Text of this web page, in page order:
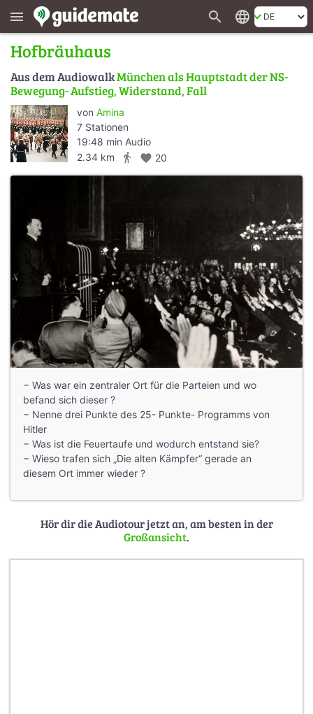
menu search language
Hofbräuhaus
Aus dem AudiowalkMünchen als Hauptstadt der NS-
Bewegung- Aufstieg, Widerstand, Fall
von Amina
7 Stationen
19:48 min Audio
2.34 km
directions_walk favorite 20
− Was war ein zentraler Ort für die Parteien und wo
befand sich dieser ?
− Nenne drei Punkte des 25- Punkte- Programms von
Hitler
− Was ist die Feuertaufe und wodurch entstand sie?
− Wieso trafen sich „Die alten Kämpfer“ gerade an
diesem Ort immer wieder ?
Hör dir die Audiotour jetzt an, am besten in der
Großansicht.